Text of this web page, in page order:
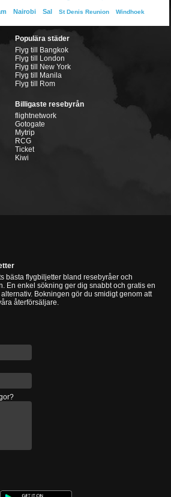
Nairobi Sal St Denis Reunion Windhoek
Populära städer
Flyg till Bangkok
Flyg till London
Flyg till New York
Flyg till Manila
Flyg till Rom
Billigaste resebyrån
flightnetwork
Gotogate
Mytrip
RCG
Ticket
Kiwi
bästa flygbiljetter bland resebyråer och
En enkel sökning ger dig snabbt och gratis en
Bokningen gör du smidigt genom att
återförsäljare.